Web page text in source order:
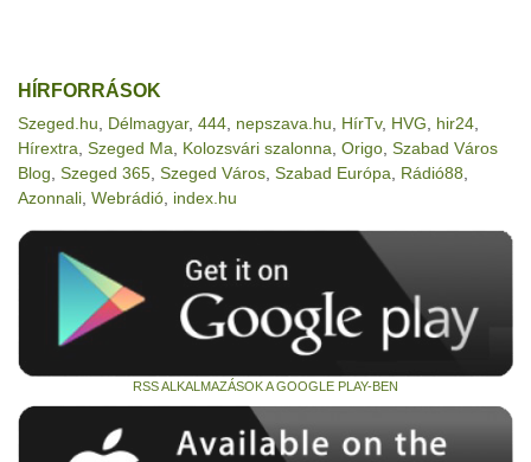
HÍRFORRÁSOK
Szeged.hu Délmagyar, 444 nepszava.hu HírTv, HVG hir24
Hírextra Szeged Ma Kolozsvári szalonna Origo Szabad Város
Blog Szeged 365 Szeged Város Szabad Európa Rádió88
Azonnali Webrádió index.hu
RSS ALKALMAZÁSOK A GOOGLE PLAY-BEN